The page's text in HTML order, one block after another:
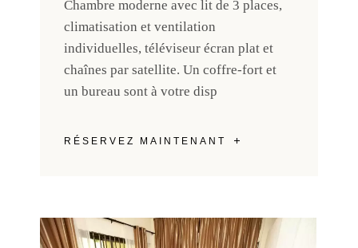
Chambre moderne avec lit de 3 places,
climatisation et ventilation
individuelles, téléviseur écran plat et
chaînes par satellite. Un coffre-fort et
un bureau sont à votre disp
RÉSERVEZ MAINTENANT